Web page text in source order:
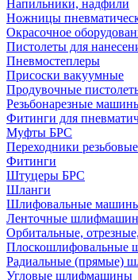
Напильники, надфили
Ножницы
Окрасочное
Пистолеты для
Пневмостеплеры
Присоски вакуумные
Продувочные
Резьбонарезные
Фитинги для
Муфты БРС
Переходники резьбовые
Фитинги
Штуцеры БРС
Шланги
Шлифовальные
Ленточные
Орбитальные,
Плоскошлифовальные
Радиальные (прямые)
Угловые шлифмашины